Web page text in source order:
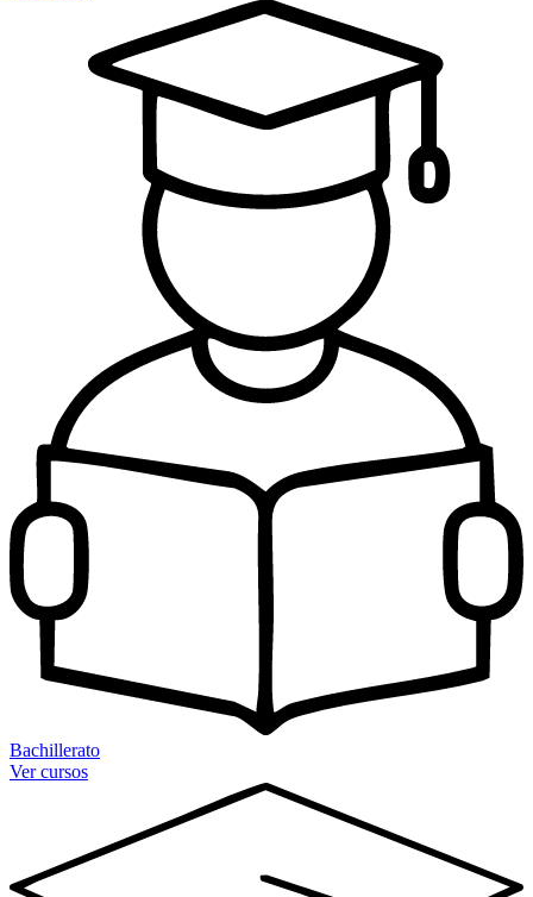
Bachillerato
Ver cursos